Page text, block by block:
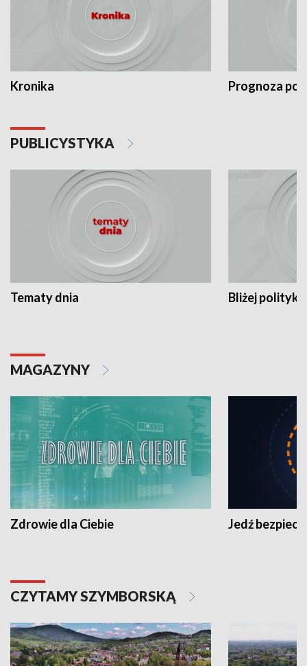
Kronika Prognoza
PUBLICYSTYKA
Tematy dnia Bliżej polityki
MAGAZYNY
Zdrowie dla Ciebie Jedź
CZYTAMY SZYMBORSKĄ